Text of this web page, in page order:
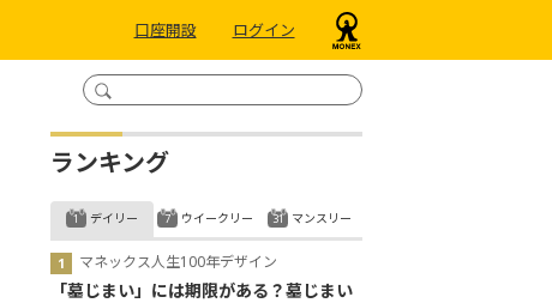
口座開設 ログイン
ランキング
デイリー
マネックス人生100年デザイン
「墓じまい」には期限がある？墓じまい
ウイークリー マンスリー